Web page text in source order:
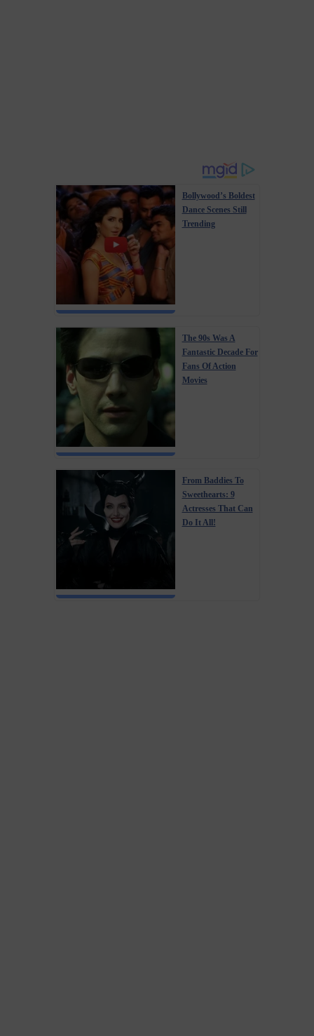
Bollywood’s Boldest
Dance Scenes Still
Trending
The 90s Was A
Fantastic Decade For
Fans Of Action
Movies
From Baddies To
Sweethearts: 9
Actresses That Can
Do It All!